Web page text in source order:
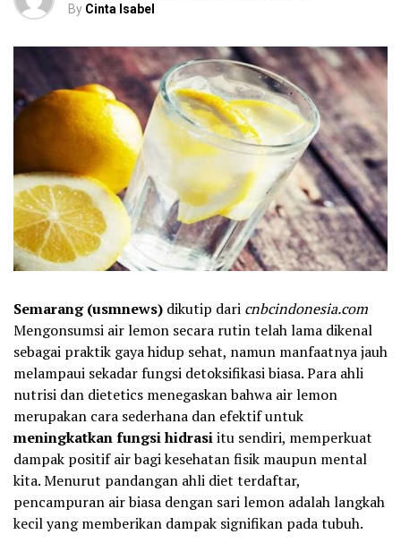
By Cinta Isabel
Semarang (usmnews) dikutip dari cnbcindonesia.com
Mengonsumsi air lemon secara rutin telah lama dikenal
sebagai praktik gaya hidup sehat, namun manfaatnya jauh
melampaui sekadar fungsi detoksifikasi biasa. Para ahli
nutrisi dan dietetics menegaskan bahwa air lemon
merupakan cara sederhana dan efektif untuk
meningkatkan fungsi hidrasiitu sendiri, memperkuat
dampak positif air bagi kesehatan fisik maupun mental
kita. Menurut pandangan ahli diet terdaftar,
pencampuran air biasa dengan sari lemon adalah langkah
kecil yang memberikan dampak signifikan pada tubuh.